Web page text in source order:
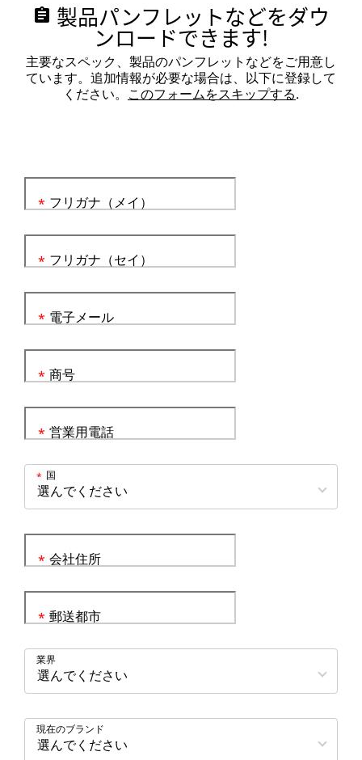
assignment 製品パンフレットなどをダウ
ンロードできます!
主要なスペック、製品のパンフレットなどをご用意し
ています。追加情報が必要な場合は、以下に登録して
ください。 このフォームをスキップする.
フリガナ（メイ）
*
フリガナ（セイ）
*
電子メール
*
商号
*
営業用電話
*
国
*
会社住所
*
郵送都市
*
業界
現在のブランド